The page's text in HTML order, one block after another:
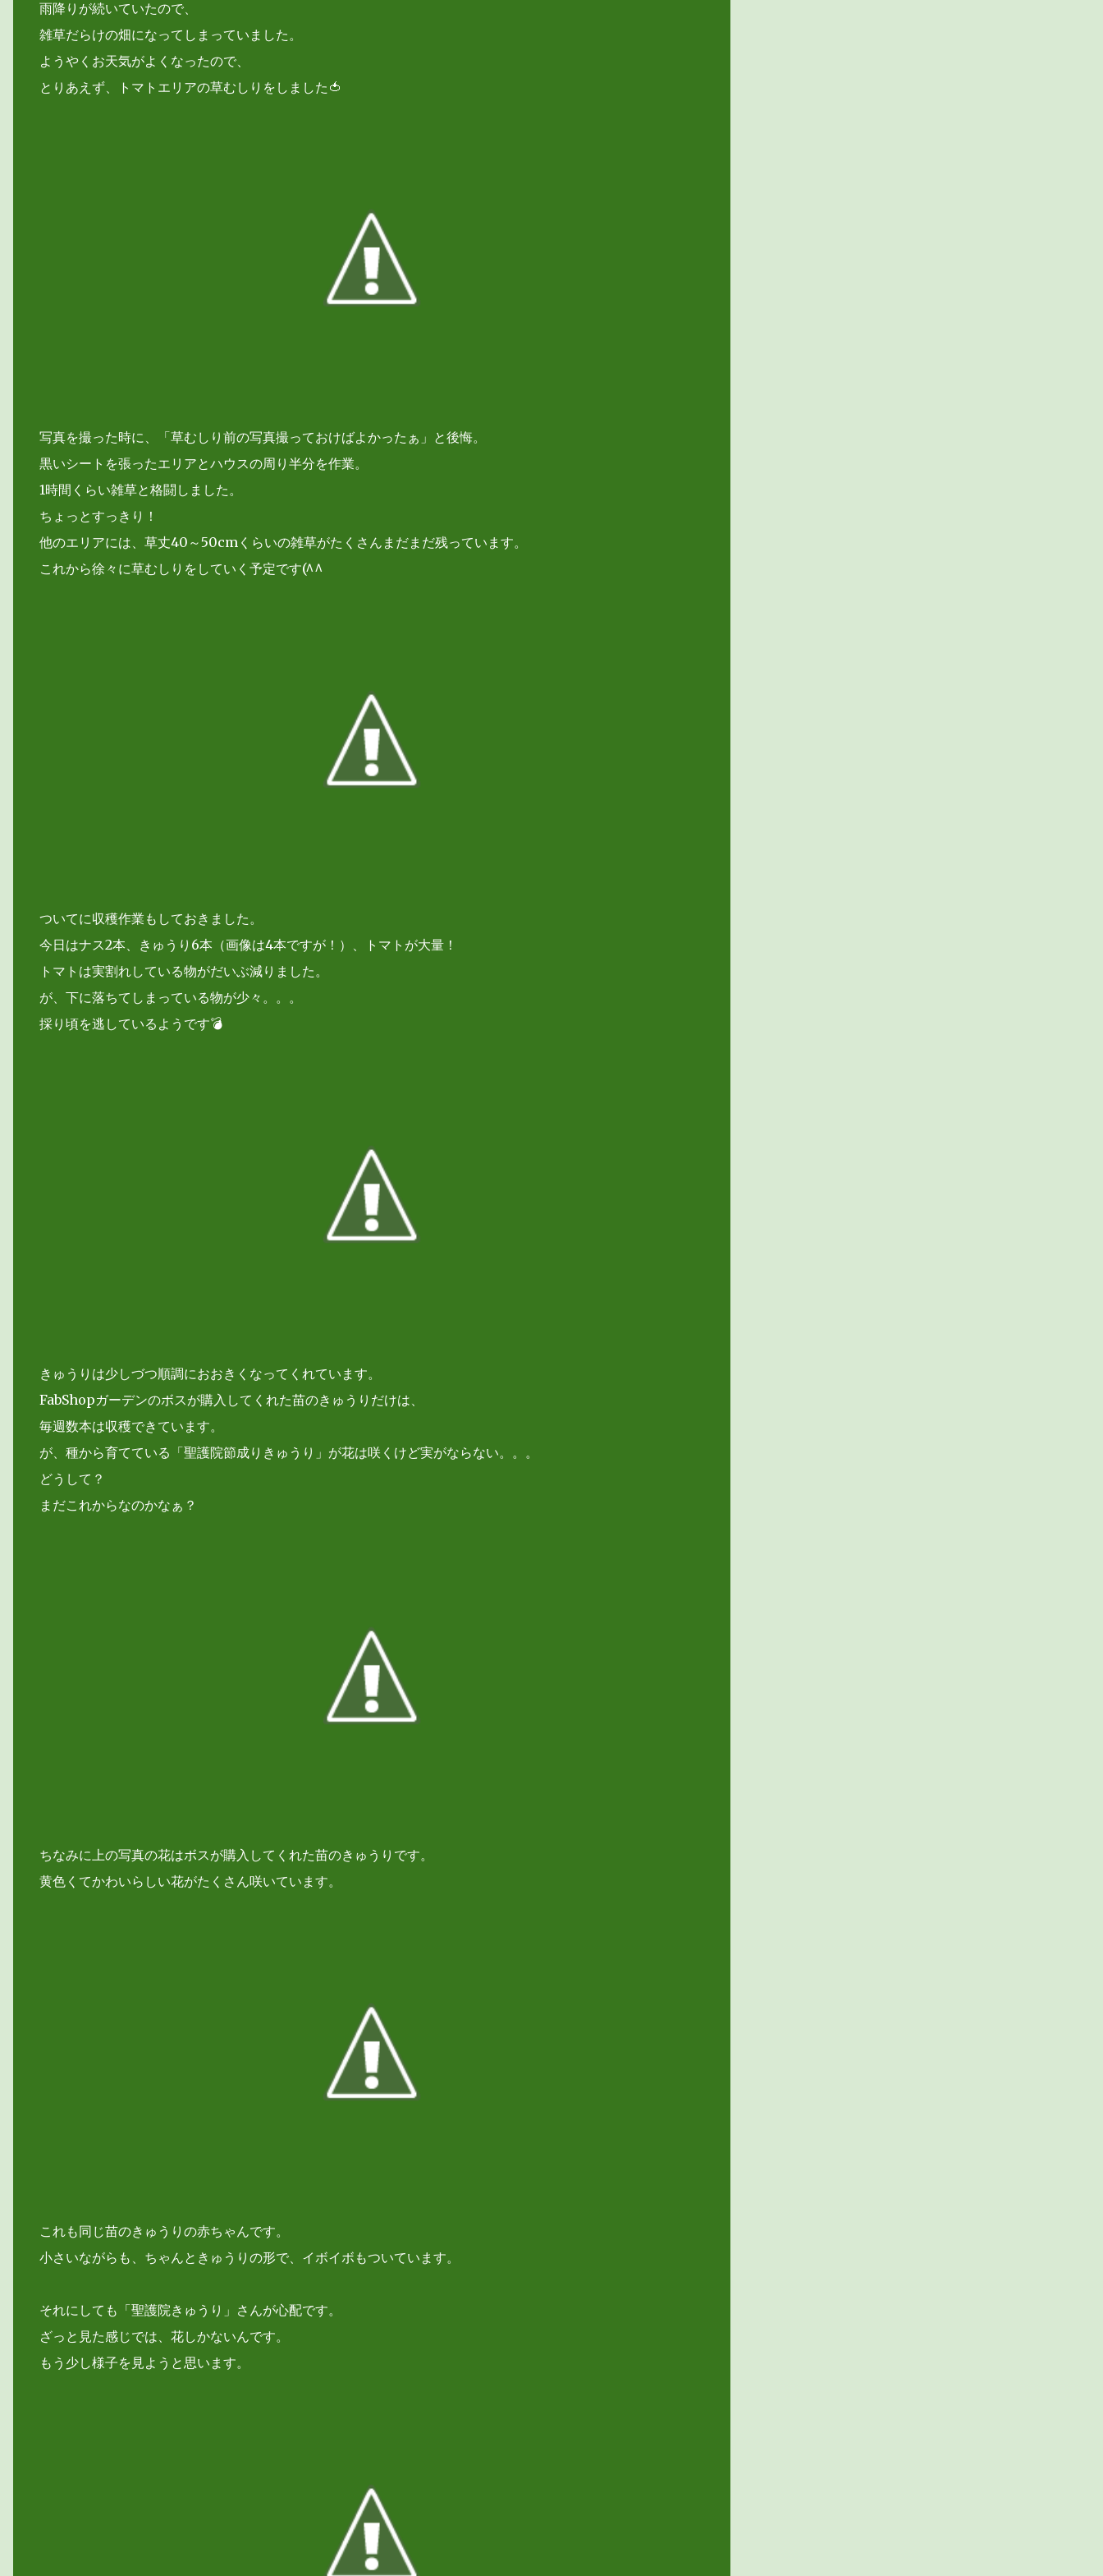
雨降りが続いていたので、
雑草だらけの畑になってしまっていました。
ようやくお天気がよくなったので、
とりあえず、トマトエリアの草むしりをしました🍅
写真を撮った時に、「草むしり前の写真撮っておけばよかったぁ」と後悔。
黒いシートを張ったエリアとハウスの周り半分を作業。
1時間くらい雑草と格闘しました。
ちょっとすっきり！
他のエリアには、草丈40～50cmくらいの雑草がたくさんまだまだ残っています。
これから徐々に草むしりをしていく予定です(^^ゞ
ついてに収穫作業もしておきました。
今日はナス2本、きゅうり6本（画像は4本ですが！）、トマトが大量！
トマトは実割れしている物がだいぶ減りました。
が、下に落ちてしまっている物が少々。。。
採り頃を逃しているようです💣
きゅうりは少しづつ順調におおきくなってくれています。
FabShopガーデンのボスが購入してくれた苗のきゅうりだけは、
毎週数本は収穫できています。
が、種から育てている「聖護院節成りきゅうり」が花は咲くけど実がならない。。。
どうして？
まだこれからなのかなぁ？
ちなみに上の写真の花はボスが購入してくれた苗のきゅうりです。
黄色くてかわいらしい花がたくさん咲いています。
これも同じ苗のきゅうりの赤ちゃんです。
小さいながらも、ちゃんときゅうりの形で、イボイボもついています。
それにしても「聖護院きゅうり」さんが心配です。
ざっと見た感じでは、花しかないんです。
もう少し様子を見ようと思います。